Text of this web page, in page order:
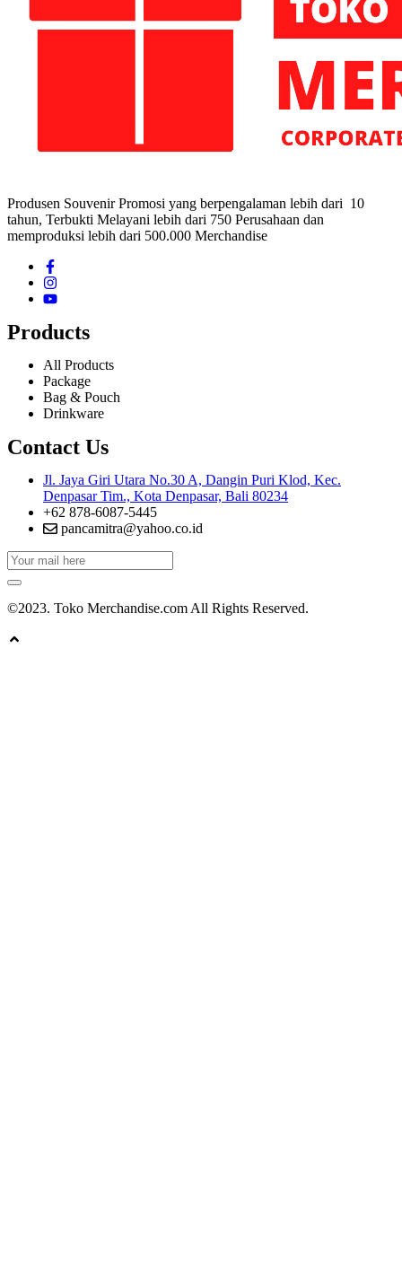
Produsen Souvenir Promosi yang berpengalaman lebih dari 10
tahun, Terbukti Melayani lebih dari 750 Perusahaan dan
memproduksi lebih dari 500.000 Merchandise
Products
All Products
Package
Bag & Pouch
Drinkware
Contact Us
Jl. Jaya Giri Utara No.30 A, Dangin Puri Klod, Kec.
Denpasar Tim., Kota Denpasar, Bali 80234
+62 878-6087-5445
pancamitra@yahoo.co.id
©2023. Toko Merchandise.com All Rights Reserved.